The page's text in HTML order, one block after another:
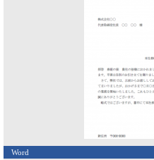
Word